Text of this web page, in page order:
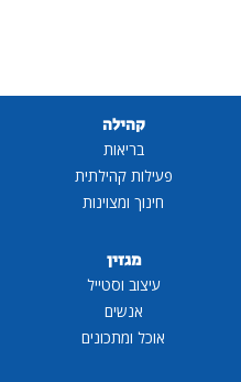
קהילה
בריאות
פעילות קהילתית
חינוך ומצוינות
מגזין
עיצוב וסטייל
אנשים
אוכל ומתכונים